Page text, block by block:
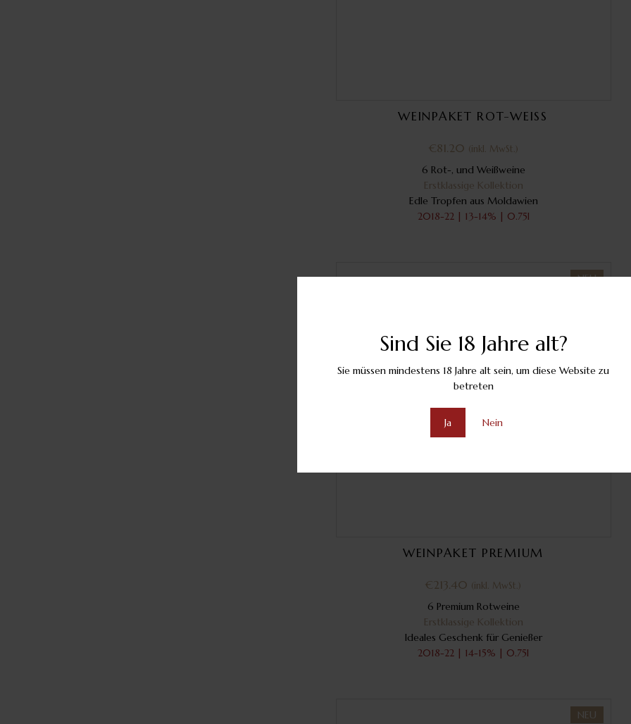
Sind Sie 18 Jahre alt?
Sie müssen mindestens 18 Jahre alt sein, um diese Website zu
betreten
Ja Nein
WEINPAKET ROT-WEISS
€81.20 (inkl. MwSt.)
6 Rot-, und Weißweine
Erstklassige Kollektion
Edle Tropfen aus Moldawien
2018-22 | 13-14% | 0.75l
NEU
WEINPAKET PREMIUM
€ 213.40 (inkl. MwSt.)
6 Premium Rotweine
Erstklassige Kollektion
Ideales Geschenk für Genießer
2018-22 | 14-15% | 0.75l
NEU